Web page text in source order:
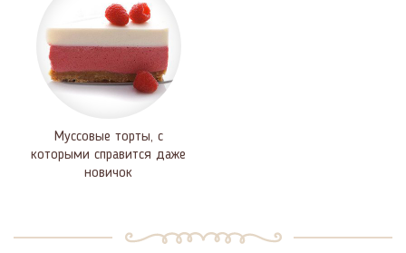
Муссовые торты, с
которыми справится даже
новичок